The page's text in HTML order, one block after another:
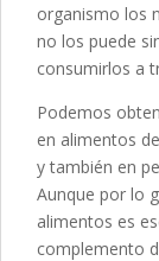
organismo los
no los puede
consumirlos a
Podemos
en alimentos
y también en
Aunque por lo
alimentos es
complemento